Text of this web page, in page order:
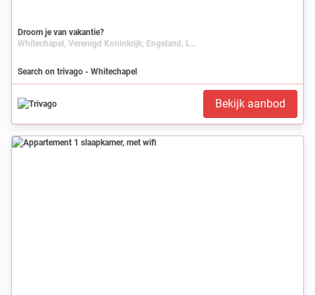
Droom je van vakantie?
Whitechapel, Verenigd Koninkrijk, Engeland, Londen
Search on trivago - Whitechapel
Bekijk aanbod